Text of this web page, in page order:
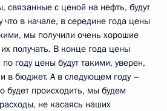
связанные с ценой на нефть, будут
что в начале, в середине года цены
мы получили очень хорошие
получать. В конце года цены
году цены будут такими, уверен,
в бюджет. А в следующем году –
будет происходить, мы будем
не касаясь наших